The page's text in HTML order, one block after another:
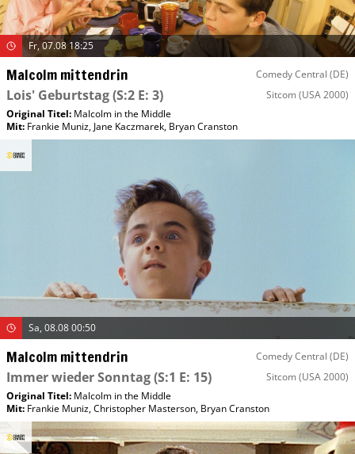
Fr, 07.08 18:25
Malcolm mittendrin Comedy Central (DE)
Lois' Geburtstag(S:2 E: 3) Sitcom (USA 2000)
Original Titel: Malcolm in the Middle
Mit: Frankie Muniz, Jane Kaczmarek, Bryan Cranston
Sa, 08.08 00:50
Malcolm mittendrin Comedy Central (DE)
Immer wieder Sonntag(S:1 E: 15) Sitcom (USA 2000)
Original Titel: Malcolm in the Middle
Mit: Frankie Muniz,Christopher Masterson, Bryan Cranston